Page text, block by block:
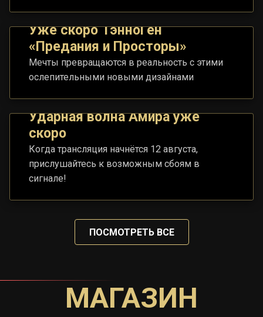
Уже скоро ТэнноГен
«Предания и Просторы»
Мечты превращаются в реальность с этими
ослепительными новыми дизайнами
Ударная волна Амира уже
скоро
Когда трансляция начнётся 12 августа,
прислушайтесь к возможным сбоям в
сигнале!
ПОСМОТРЕТЬ ВСЕ
МАГАЗИН